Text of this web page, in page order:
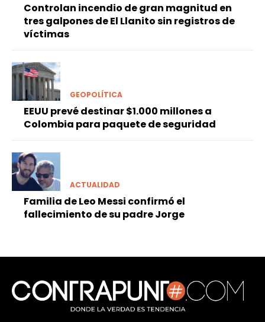
Controlan incendio de gran magnitud en
tres galpones de El Llanito sin registros de
víctimas
GEOPOLÍTICA
EEUU prevé destinar $1.000 millones a
Colombia para paquete de seguridad
ACTUALIDAD
Familia de Leo Messi confirmó el
fallecimiento de su padre Jorge